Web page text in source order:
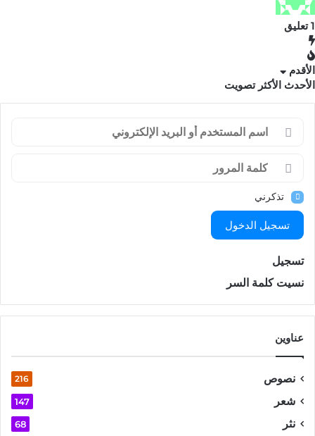
1تعليق
الأقدم
الأحدث الأكثر تصويت
تذكرني
تسجيل الدخول
تسجيل
نسيت كلمة السر
عناوين
نصوص 216
شعر 147
نثر 68